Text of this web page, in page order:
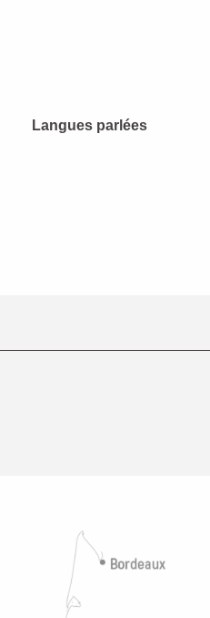
Langues parlées
Langues parlées